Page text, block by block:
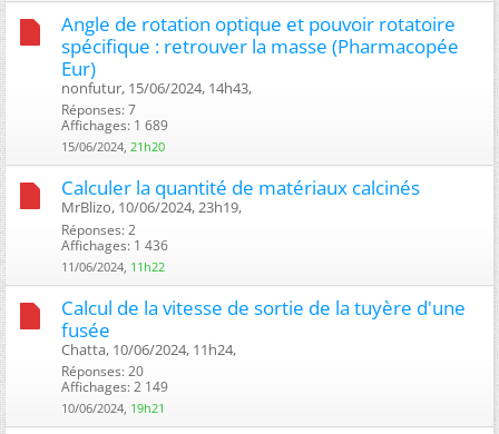
Angle de rotation optique et pouvoir rotatoire
spécifique : retrouver la masse (Pharmacopée
Eur)
nonfutur, 15/06/2024, 14h43, ‎
Réponses: 7
Affichages: 1 689
15/06/2024, 21h20
Calculer la quantité de matériaux calcinés
MrBlizo, 10/06/2024, 23h19, ‎
Réponses: 2
Affichages: 1 436
11/06/2024, 11h22
Calcul de la vitesse de sortie de la tuyère d'une
fusée
Chatta, 10/06/2024, 11h24, ‎
Réponses: 20
Affichages: 2 149
10/06/2024, 19h21